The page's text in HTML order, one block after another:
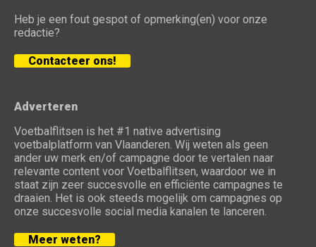
Heb je een fout gespot of opmerking(en) voor onze
redactie?
Contacteer ons!
Adverteren
Voetbalflitsen is het #1 native advertising
voetbalplatform van Vlaanderen. Wij weten als geen
ander uw merk en/of campagne door te vertalen naar
relevante content voor Voetbalflitsen, waardoor we in
staat zijn zeer succesvolle en efficiënte campagnes te
draaien. Het is ook steeds mogelijk om campagnes op
onze succesvolle social media kanalen te lanceren.
Meer weten?